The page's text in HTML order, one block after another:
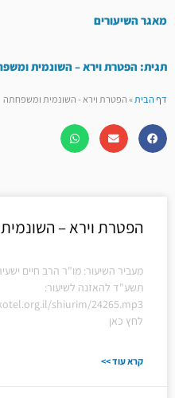
מאגר השיעורים
תגית: הפטרת וירא – השונמית
דף הבית»הפטרת וירא - השונמית ומשפחתה
הפטרת וירא –
מעביר השיעור: מו"ר הרב חיים
תשע"ד להאזנה לשיעור:
לחץ כאן
קרא עוד >>